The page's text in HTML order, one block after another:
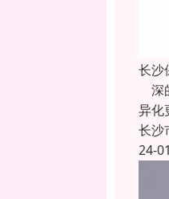
长沙
深
异化
长沙
24-